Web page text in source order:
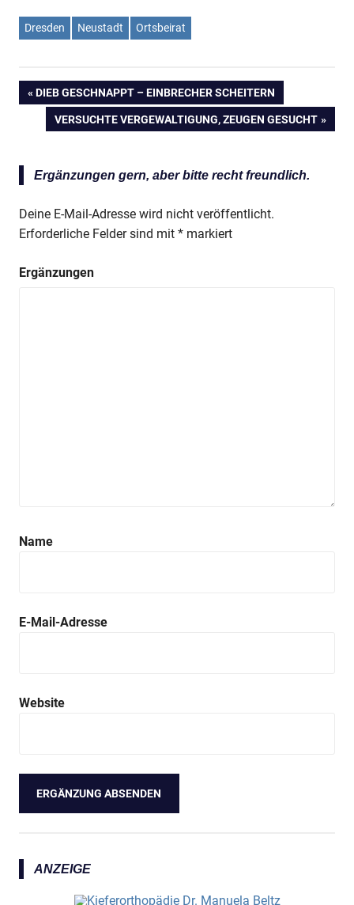
Anzeige
Dresden Neustadt Ortsbeirat
Beitragsnavigation
VORHERIGER
BEITRAG:
DIEB GESCHNAPPT – EINBRECHER SCHEITERN
NÄCHSTER
VERSUCHTE VERGEWALTIGUNG, ZEUGEN GESUCHT
Ergänzungen gern, aber bitte recht freundlich.
Deine E-Mail-Adresse wird nicht veröffentlicht.
Erforderliche Felder sind mit * markiert
Ergänzungen
Name
E-Mail-Adresse
Website
ANZEIGE